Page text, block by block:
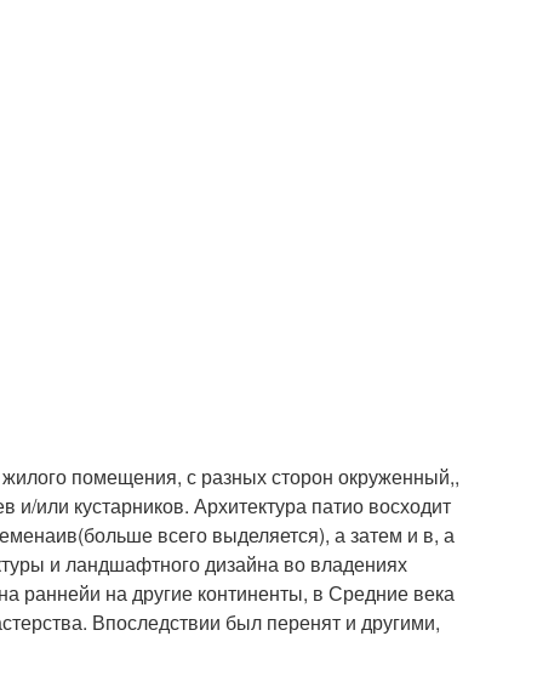
помещения, с разных сторон окруженный,,
или кустарников. Архитектура патио восходит
всего выделяется), а затем и в, а
и ландшафтного дизайна во владениях
раннейи на другие континенты, в Средние века
Впоследствии был перенят и другими,